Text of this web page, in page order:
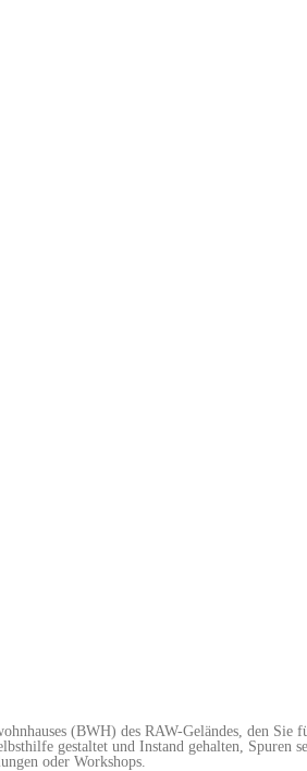
(BWH) des RAW-Geländes, den
gestaltet und Instand gehalten, Spuren
oder Workshops.